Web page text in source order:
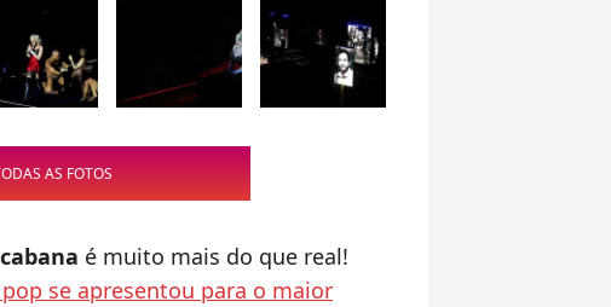
AS FOTOS
é muito mais do que real!
se apresentou para o maior